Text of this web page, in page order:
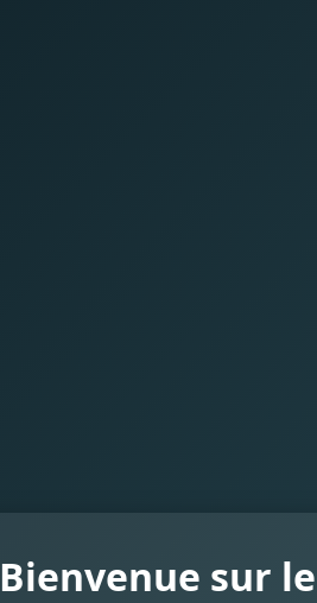
Bienvenue sur